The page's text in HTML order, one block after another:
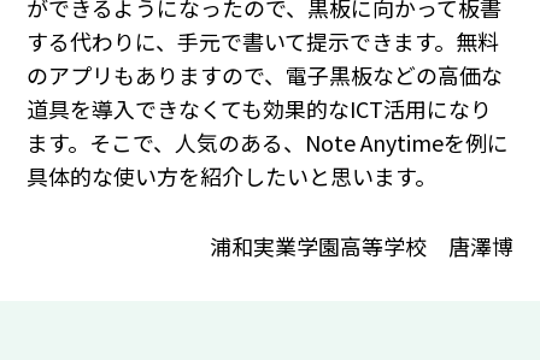
ができるようになったので、黒板に向かって板書
する代わりに、手元で書いて提示できます。無料
のアプリもありますので、電子黒板などの高価な
道具を導入できなくても効果的なICT活用になり
ます。そこで、人気のある、Note Anytimeを例に
具体的な使い方を紹介したいと思います。
浦和実業学園高等学校 唐澤博